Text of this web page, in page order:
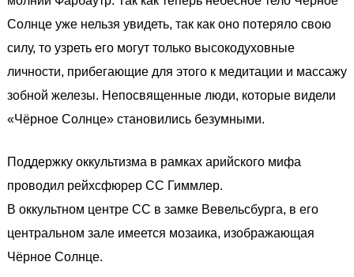
Солнце уже нельзя увидеть, так как оно потеряло свою
силу, то узреть его могут только высокодуховные
личности, прибегающие для этого к медитации и массажу
зобной железы. Непосвященные люди, которые видели
«Чёрное Солнце» становились безумными.
Поддержку оккультизма в рамках арийского мифа
проводил рейхсфюрер СС Гиммлер.
В оккультном центре СС в замке Вевельсбурга, в его
центральном зале имеется мозаика, изображающая
Чёрное Солнце.